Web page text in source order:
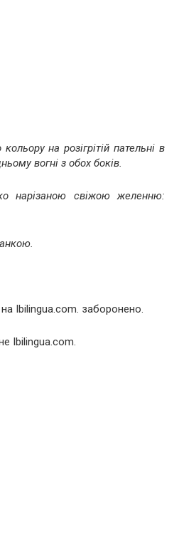
на розігрітій пательні в
вогні з обох боків.
нарізаною свіжою желенню:
Ibilingua.com. заборонено.
Ibilingua.com.